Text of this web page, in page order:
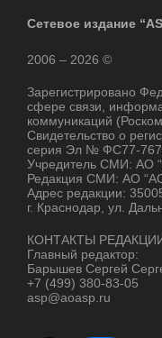
Сетевое издание
2006 – 2026 ©
Зарегистрировано
сфере связи,
коммуникаций
Свидетельство о
серия Эл № ФС77-
Учредитель СМИ: АО
Редакция СМИ: АО
Адрес редакции:
г. Краснодар, ул.
КОНТАКТЫ
Главный редактор:
Барышев Сергей
+7 (499) 380-83-05
asp@aoasp.ru